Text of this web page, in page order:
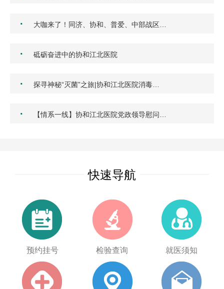
· 大咖来了！同济、协和、普爱、中部战区…
· 砥砺奋进中的协和江北医院
· 探寻神秘“灭菌”之旅|协和江北医院消毒…
· 【情系一线】协和江北医院党政领导慰问…
快速导航
预约挂号 检验查询 就医须知